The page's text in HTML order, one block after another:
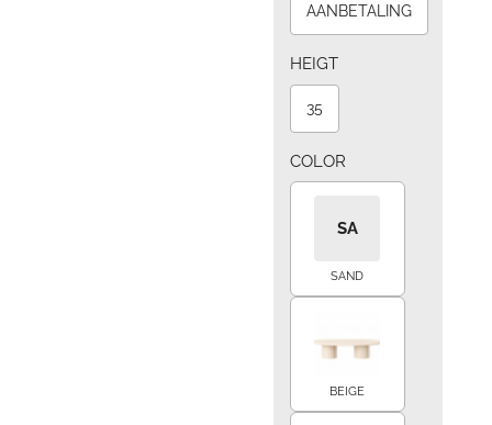
AANBETALING
HEIGT
35
COLOR
SA
SAND
BEIGE